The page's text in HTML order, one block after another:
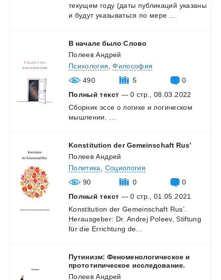
текущем году (даты публикаций указаны
и будут указываться по мере
В начале было Слово
Полеев Андрей
Психология ,Философия
490
5
0
Полный текст — 0 стр., 08.03.2022
Сборник эссе о логике и логическом
мышлении.
Konstitution der Gemeinschaft Rus’
Полеев Андрей
Политика
Социология
90
0
0
Полный текст — 0 стр., 01.05.2021
Konstitution der Gemeinschaft Rus’.
Herausgeber: Dr. Andrej Poleev, Stiftung
für die Errichtung de...
Путинизм: Феноменологическое и
прототипическое исследование.
Полеев Андрей